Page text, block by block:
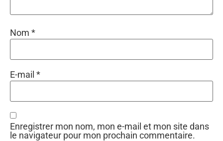
Nom *
E-mail *
Enregistrer mon nom, mon e-mail et mon site dans
le navigateur pour mon prochain commentaire.